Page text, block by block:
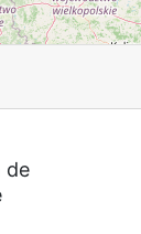
de